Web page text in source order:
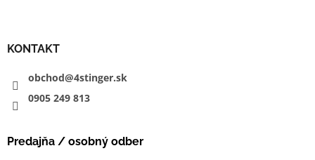
KONTAKT
obchod@4stinger.sk
0905 249 813
Predajňa / osobný odber